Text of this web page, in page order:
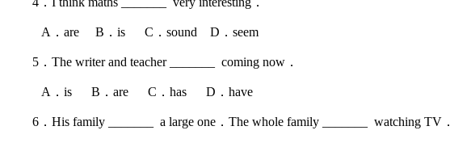
A．are B．is C．sound D．seem
5．The writer and teacher _______ coming now．
A．is B．are C．has D．have
6．His family _______ a large one．The whole family _______ watching TV．